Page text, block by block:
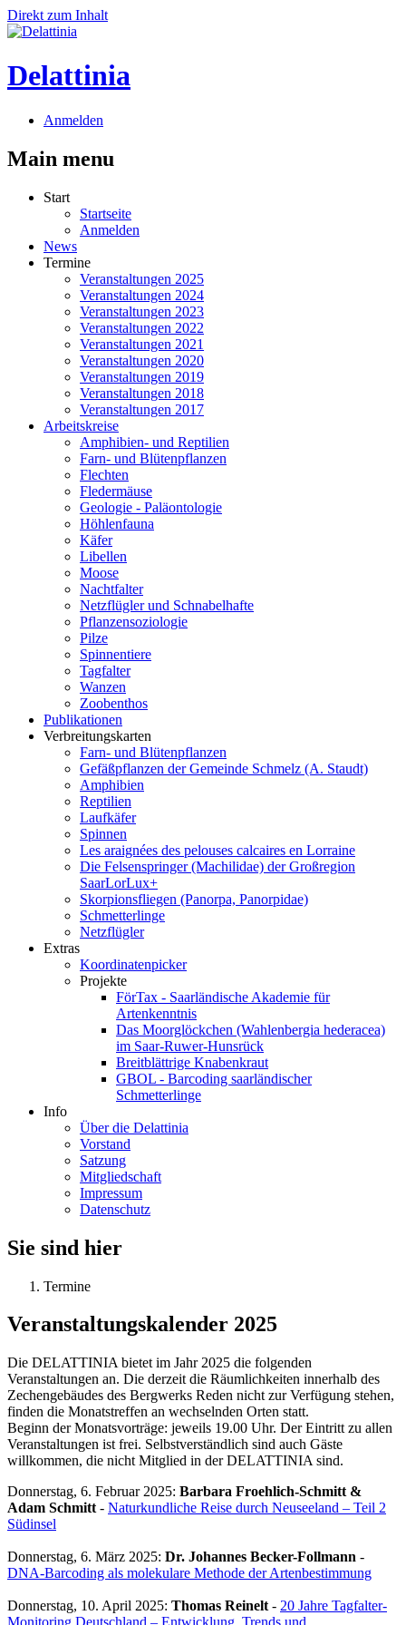
Direkt zum Inhalt
Delattinia
Anmelden
Main menu
Start
Startseite
Anmelden
News
Termine
Veranstaltungen 2025
Veranstaltungen 2024
Veranstaltungen 2023
Veranstaltungen 2022
Veranstaltungen 2021
Veranstaltungen 2020
Veranstaltungen 2019
Veranstaltungen 2018
Veranstaltungen 2017
Arbeitskreise
Amphibien- und Reptilien
Farn- und Blütenpflanzen
Flechten
Fledermäuse
Geologie - Paläontologie
Höhlenfauna
Käfer
Libellen
Moose
Nachtfalter
Netzflügler und Schnabelhafte
Pflanzensoziologie
Pilze
Spinnentiere
Tagfalter
Wanzen
Zoobenthos
Publikationen
Verbreitungskarten
Farn- und Blütenpflanzen
Gefäßpflanzen der Gemeinde Schmelz (A. Staudt)
Amphibien
Reptilien
Laufkäfer
Spinnen
Les araignées des pelouses calcaires en Lorraine
Die Felsenspringer (Machilidae) der Großregion
SaarLorLux+
Skorpionsfliegen (Panorpa, Panorpidae)
Schmetterlinge
Netzflügler
Extras
Koordinatenpicker
Projekte
FörTax - Saarländische Akademie für
Artenkenntnis
Das Moorglöckchen (Wahlenbergia hederacea)
im Saar-Ruwer-Hunsrück
Breitblättrige Knabenkraut
GBOL - Barcoding saarländischer
Schmetterlinge
Info
Über die Delattinia
Vorstand
Satzung
Mitgliedschaft
Impressum
Datenschutz
Sie sind hier
Termine
Veranstaltungskalender 2025
Die DELATTINIA bietet im Jahr 2025 die folgenden
Veranstaltungen an. Die derzeit die Räumlichkeiten innerhalb des
Zechengebäudes des Bergwerks Reden nicht zur Verfügung stehen,
finden die Monatstreffen an wechselnden Orten statt.
Beginn der Monatsvorträge: jeweils 19.00 Uhr. Der Eintritt zu allen
Veranstaltungen ist frei. Selbstverständlich sind auch Gäste
willkommen, die nicht Mitglied in der DELATTINIA sind.
Donnerstag, 6. Februar 2025: Barbara Froehlich-Schmitt &
Adam Schmitt - Naturkundliche Reise durch Neuseeland – Teil 2
Südinsel
Donnerstag, 6. März 2025: Dr. Johannes Becker-Follmann -
DNA-Barcoding als molekulare Methode der Artenbestimmung
Donnerstag, 10. April 2025: Thomas Reinelt - 20 Jahre Tagfalter-